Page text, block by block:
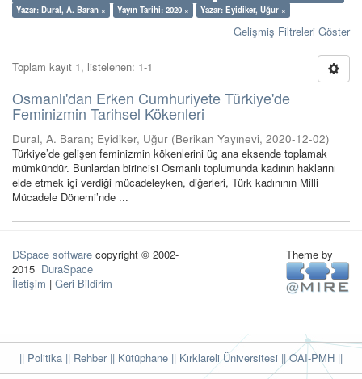
Yazar: Dural, A. Baran ×
Yayın Tarihi: 2020 × Yazar: Eyidiker, Uğur ×
Gelişmiş Filtreleri Göster
Toplam kayıt 1, listelenen: 1-1
Osmanlı'dan Erken Cumhuriyete Türkiye'de
Feminizmin Tarihsel Kökenleri
Dural, A. Baran; Eyidiker, Uğur (Berikan Yayınevi, 2020-12-02)
Türkiye’de gelişen feminizmin kökenlerini üç ana eksende toplamak
mümkündür. Bunlardan birincisi Osmanlı toplumunda kadının haklarını
elde etmek içi verdiği mücadeleyken, diğerleri, Türk kadınının Milli
Mücadele Dönemi’nde ...
DSpace software copyright © 2002-
2015 DuraSpace
İletişim | Geri Bildirim
Theme by
|| Politika || Rehber|| Kütüphane || Kırklareli Üniversitesi ||OAI-PMH ||